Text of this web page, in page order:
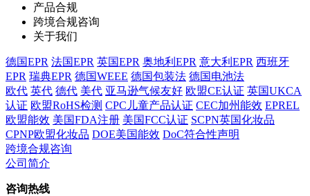
产品合规
跨境合规咨询
关于我们
德国EPR 法国EPR 英国EPR 奥地利EPR 意大利EPR 西班牙
EPR 瑞典EPR 德国WEEE 德国包装法 德国电池法
欧代 英代 德代 美代 亚马逊气候友好 欧盟CE认证 英国UKCA
认证 欧盟RoHS检测 CPC儿童产品认证 CEC加州能效 EPREL
欧盟能效 美国FDA注册 美国FCC认证 SCPN英国化妆品
CPNP欧盟化妆品 DOE美国能效 DoC符合性声明
跨境合规咨询
公司简介
咨询热线